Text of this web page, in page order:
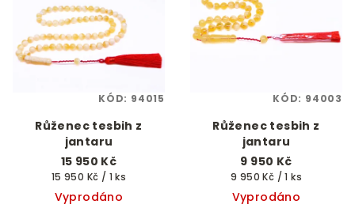
Růženec tesbih z
jantaru
15 950 Kč
Měrná
cena:
15 950 Kč / 1 ks
Vyprodáno
KÓD: 94015
Růženec tesbih z
jantaru
9 950 Kč
Měrná
cena:
9 950 Kč / 1 ks
Vyprodáno
KÓD: 94003